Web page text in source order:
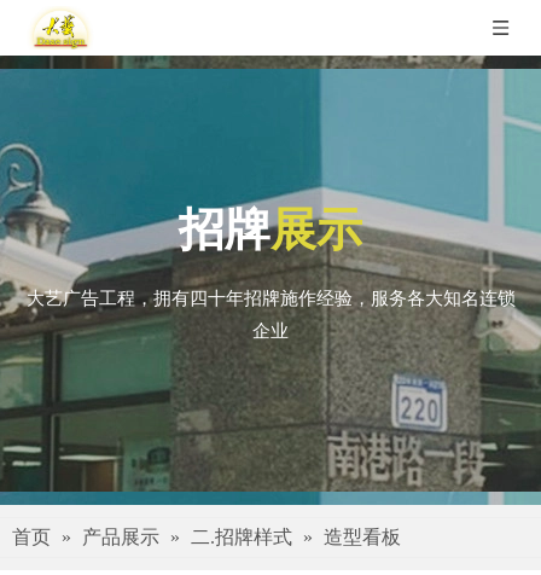
招牌展示
大艺广告工程，拥有四十年招牌施作经验，服务各大知名连锁
企业
首页 » 产品展示 » 二.招牌样式 » 造型看板